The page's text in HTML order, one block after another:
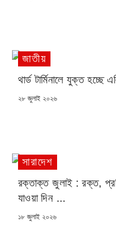
জাতীয়
থার্ড টার্মিনালে যুক্ত
POSTED
২৮ জুলাই ২০২৬
সারাদেশ
রক্তাক্ত জুলাই : রক্ত,
যাওয়া দিন ...
POSTED
১৮ জুলাই ২০২৬